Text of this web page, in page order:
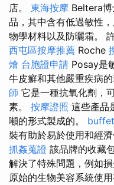
店。 東海按摩 Beltera
品，其中含有低過敏性
物學材料以及防曬霜。
西屯區按摩推薦 Roche
燴 台胞證申請 Posay是
牛皮癬和其他嚴重疾病的
師 它是一種抗氧化劑，
素。 按摩證照 這些產品
噸的形式製成的。
裝有助於易於使用和經濟
抓姦蒐證 該品牌的收藏
解決了特殊問題，例如
原始的生物美容系統使